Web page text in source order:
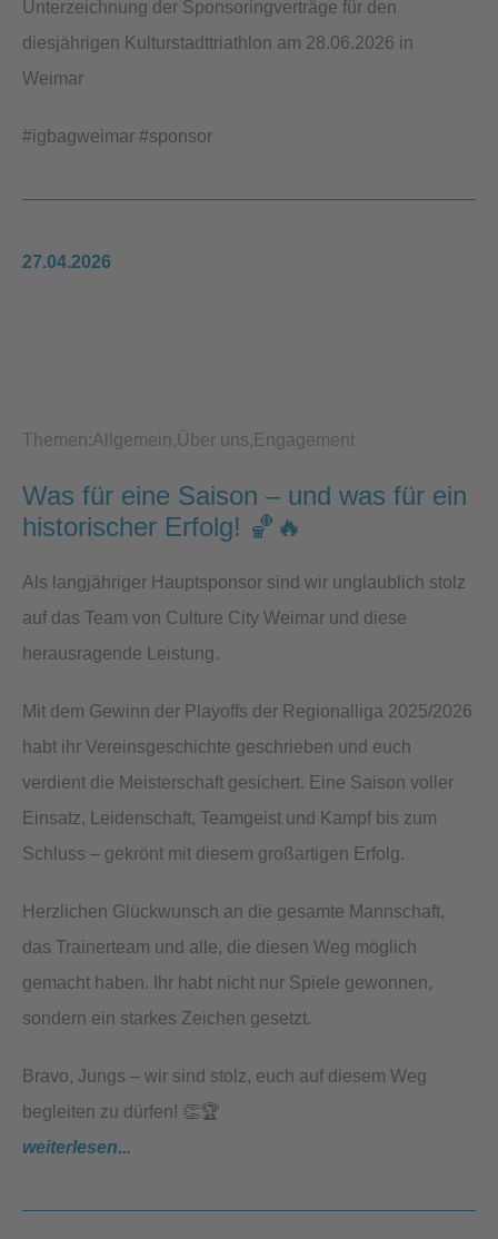
Unterzeichnung der Sponsoringverträge für den
diesjährigen Kulturstadttriathlon am 28.06.2026 in
Weimar
#igbagweimar #sponsor
27.04.2026
Themen:Allgemein Über uns Engagement
Was für eine Saison – und was für ein
historischer Erfolg! 🏀🔥
Als langjähriger Hauptsponsor sind wir unglaublich stolz
auf das Team von Culture City Weimar und diese
herausragende Leistung.
Mit dem Gewinn der Playoffs der Regionalliga 2025/2026
habt ihr Vereinsgeschichte geschrieben und euch
verdient die Meisterschaft gesichert. Eine Saison voller
Einsatz, Leidenschaft, Teamgeist und Kampf bis zum
Schluss – gekrönt mit diesem großartigen Erfolg.
Herzlichen Glückwunsch an die gesamte Mannschaft,
das Trainerteam und alle, die diesen Weg möglich
gemacht haben. Ihr habt nicht nur Spiele gewonnen,
sondern ein starkes Zeichen gesetzt.
Bravo, Jungs – wir sind stolz, euch auf diesem Weg
begleiten zu dürfen! 👏🏆
weiterlesen...